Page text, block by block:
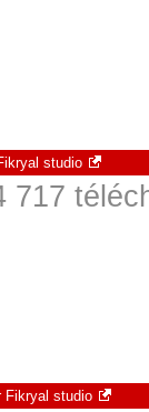
studio
717
Fikryal studio